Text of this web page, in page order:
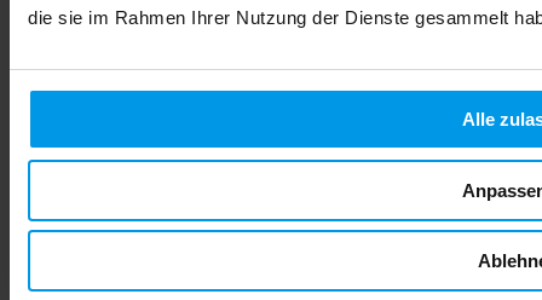
die sie im Rahmen Ihrer Nutzung der Dienste gesammelt
Alle
Viele werdende Mütter fragen sich, ob ein Glas Sekt zum
Mengen seien unbedenklich, andere warnen vor jeglichem
Konsum. Die medizinische Faktenlage ist eindeutig: Es gibt
keine sichere Menge Alkohol während der Schwangerschaft.
Alkohol so gefährlich ist, welche konkreten Folgen drohen